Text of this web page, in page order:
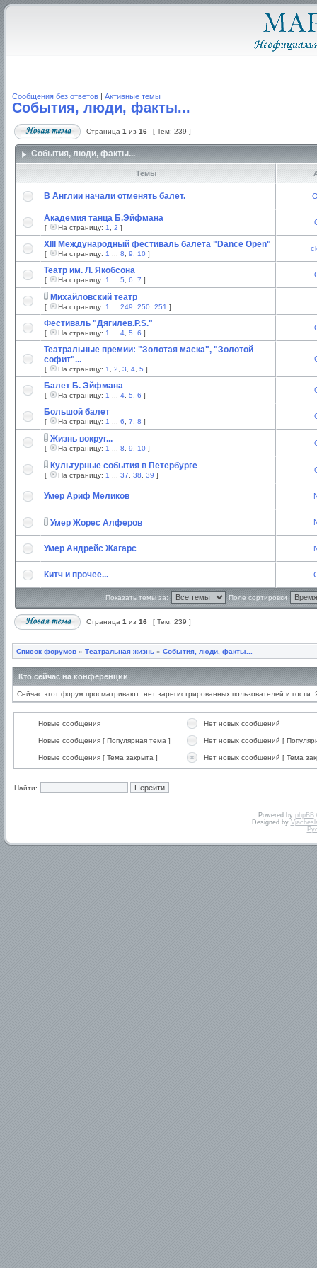
Сообщения без ответов | Активные темы
События, люди, факты...
Страница 1 из 16 [ Тем: 239 ]
События, люди, факты...
Темы
В Англии начали отменять балет.
Академия танца Б.Эйфмана
[ На страницу: 1 2 ]
XIII Международный фестиваль балета "Dance Open"
[ На страницу: 1 8 9 10 ]
Театр им. Л. Якобсона
[ На страницу: 1 5 6 7 ]
Михайловский театр
[ На страницу: 1 249 250 251 ]
Фестиваль "Дягилев.P.S."
[ На страницу: 1 4 5 6 ]
Театральные премии: "Золотая маска", "Золотой
софит"...
[ На страницу: 1 2 3 4 5 ]
Балет Б. Эйфмана
[ На страницу: 1 4 5 6 ]
Большой балет
[ На страницу: 1 6 7 8 ]
Жизнь вокруг...
[ На страницу: 1 8 9 10 ]
Культурные события в Петербурге
[ На страницу: 1 37 38 39 ]
Умер Ариф Меликов
Умер Жорес Алферов
Умер Андрейс Жагарс
Китч и прочее...
Показать темы за: Поле сортировки
Страница 1 из 16 [ Тем: 239 ]
Список форумов » Театральная жизнь » События, люди, факты...
Кто сейчас на конференции
Сейчас этот форум просматривают: нет зарегистрированных пользователей и гости:
Новые сообщения Нет новых сообщений
Новые сообщения [ Популярная тема ] Нет новых сообщений [
Новые сообщения [ Тема закрыта ] Нет новых сообщений [ Тема
Найти:
Powered by phpBB
Designed by